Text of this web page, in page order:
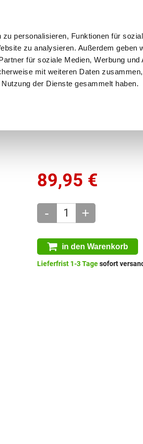
personalisieren, Funktionen für
zu analysieren. Außerdem geben
für soziale Medien, Werbung und
mit weiteren Daten
der Dienste gesammelt haben.
89,95 €
- +
in den Warenkorb
Lieferfrist 1-3 Tagesofort